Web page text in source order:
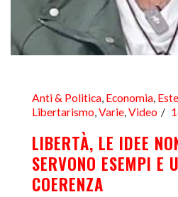
Anti & Politica Economia
Libertarismo Varie Video
LIBERTÀ, LE IDEE
SERVONO ESEMPI E
COERENZA